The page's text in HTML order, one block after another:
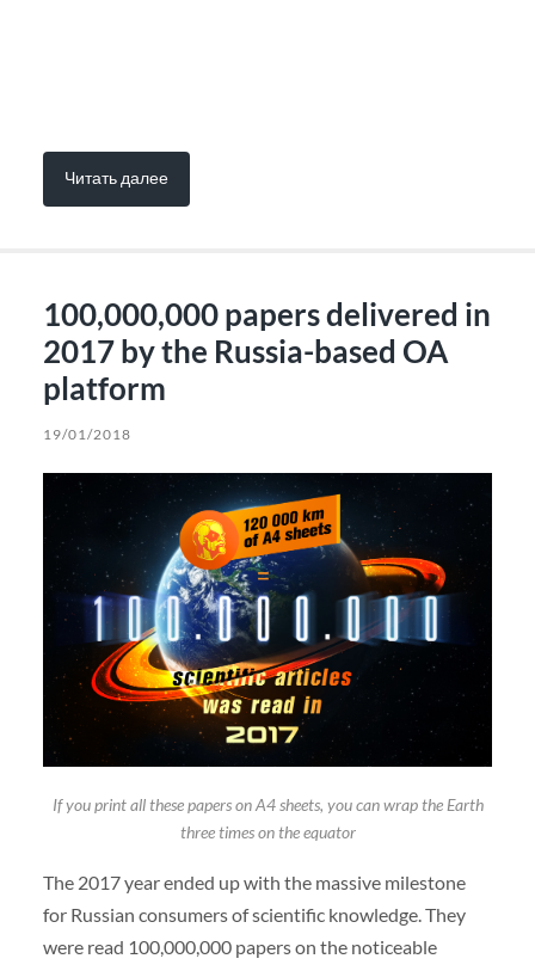
Читать далее
100,000,000 papers delivered in
2017 by the Russia-based OA
platform
19/01/2018
If you print all these papers on A4 sheets, you can wrap the Earth
three times on the equator
The 2017 year ended up with the massive milestone
for Russian consumers of scientific knowledge. They
were read 100,000,000 papers on the noticeable